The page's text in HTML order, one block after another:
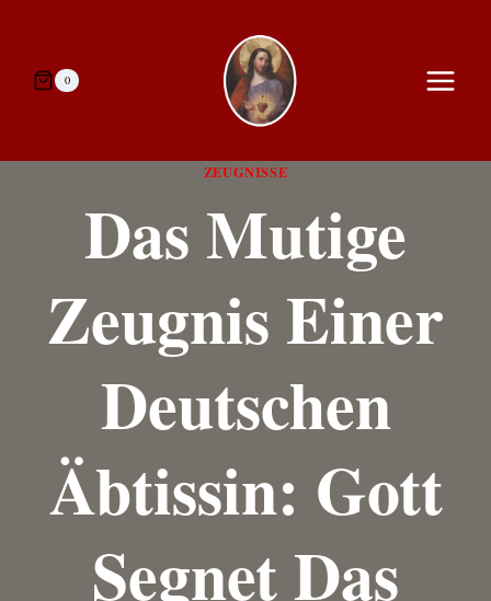
springen0
ZEUGNISSE
Das Mutige
Zeugnis Einer
Deutschen
Äbtissin: Gott
Segnet Das